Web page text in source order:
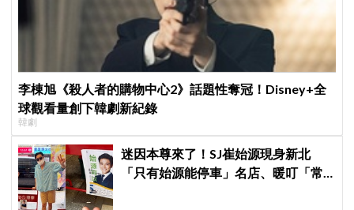
李棟旭《殺人者的購物中心2》話題性奪冠！Disney+全
球觀看量創下韓劇新紀錄
韓劇
迷因本尊來了！SJ崔始源現身新北
「只有始源能停車」名店、暖叮「常